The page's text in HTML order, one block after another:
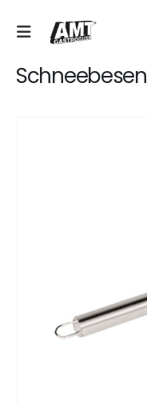
Schneebesen